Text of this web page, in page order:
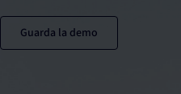
Guarda la demo